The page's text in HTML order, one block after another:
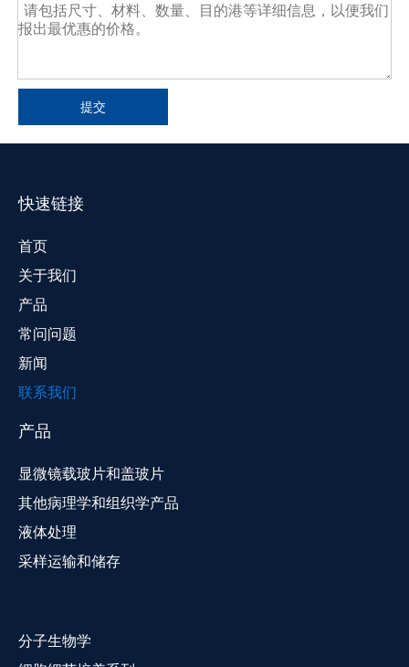
提交
快速链接
首页
关于我们
产品
常问问题
新闻
联系我们
产品
显微镜载玻片和盖玻片
其他病理学和组织学产品
液体处理
采样运输和储存
分子生物学